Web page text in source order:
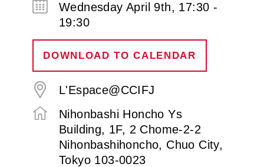
Wednesday April 9th, 17:30 -
19:30
DOWNLOAD TO CALENDAR
L'Espace@CCIFJ
Nihonbashi Honcho Ys
Building, 1F, 2 Chome-2-2
Nihonbashihoncho, Chuo City,
Tokyo 103-0023